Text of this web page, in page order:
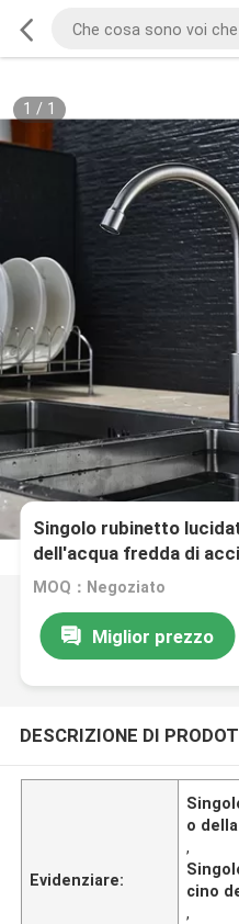
1 / 1
Singolo rubinetto
dell'acqua fredda di
miscelatore del bacino
MOQ：Negoziato
Miglior prezzo
DESCRIZIONE DI
Evidenziare:
o
,
cino
,